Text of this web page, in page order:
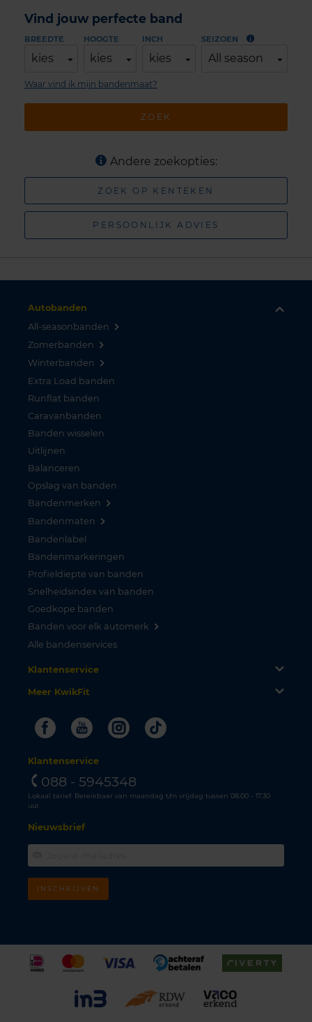
Vind jouw perfecte band
BREEDTE
kies
HOOGTE
kies
INCH
kies
SEIZOEN
All season
ZOEK
Waar vind ik mijn bandenmaat?
Andere zoekopties:
ZOEK OP KENTEKEN
PERSOONLIJK ADVIES
Autobanden
All-seasonbanden
Zomerbanden
Winterbanden
Extra Load banden
Runflat banden
Caravanbanden
Banden wisselen
Uitlijnen
Balanceren
Opslag van banden
Bandenmerken
Bandenmaten
Bandenlabel
Bandenmarkeringen
Profieldiepte van banden
Snelheidsindex van banden
Goedkope banden
Banden voor elk automerk
Alle bandenservices
Klantenservice
Meer KwikFit
FacebookYoutubeInstagram
Tiktok
Klantenservice
088 - 5945348
Lokaal tarief. Bereikbaar van maandag t/m vrijdag tussen 08.00 - 17.30
uur.
Nieuwsbrief
INSCHRIJVEN